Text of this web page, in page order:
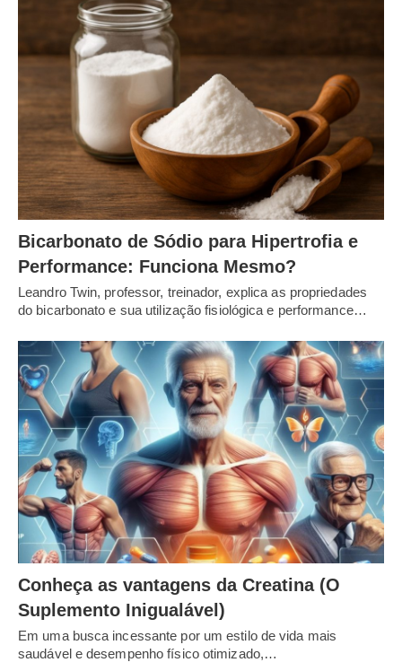
Bicarbonato de Sódio para Hipertrofia e
Performance: Funciona Mesmo?
Leandro Twin, professor, treinador, explica as propriedades
do bicarbonato e sua utilização fisiológica e performance…
Conheça as vantagens da Creatina (O
Suplemento Inigualável)
Em uma busca incessante por um estilo de vida mais
saudável e desempenho físico otimizado,…